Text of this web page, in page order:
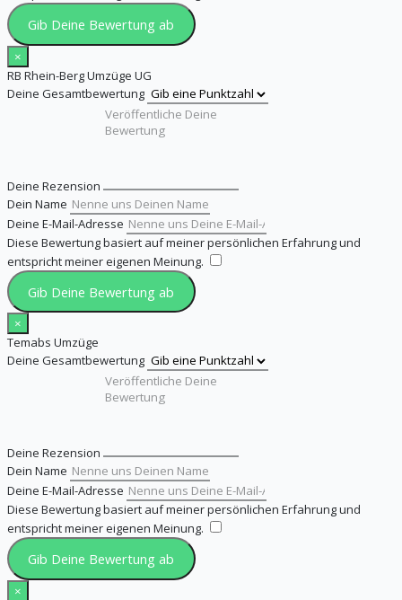
Gib Deine Bewertung ab
×
RB Rhein-Berg Umzüge UG
Deine Gesamtbewertung
Deine Rezension
Dein Name
Deine E-Mail-Adresse
Diese Bewertung basiert auf meiner persönlichen Erfahrung und
entspricht meiner eigenen Meinung.
Gib Deine Bewertung ab
×
Temabs Umzüge
Deine Gesamtbewertung
Deine Rezension
Dein Name
Deine E-Mail-Adresse
Diese Bewertung basiert auf meiner persönlichen Erfahrung und
entspricht meiner eigenen Meinung.
Gib Deine Bewertung ab
×